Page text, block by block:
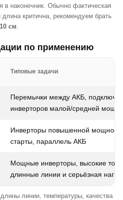
в наконечник. Обычно фактическая
критична, рекомендуем брать
см.
по применению
Типовые задачи
Перемычки между АКБ,
инверторов малой/средней
Инверторы повышенной
старты, параллель АКБ
Мощные инверторы, высокие
длинные линии и серьёзная
линии, температуры, качества